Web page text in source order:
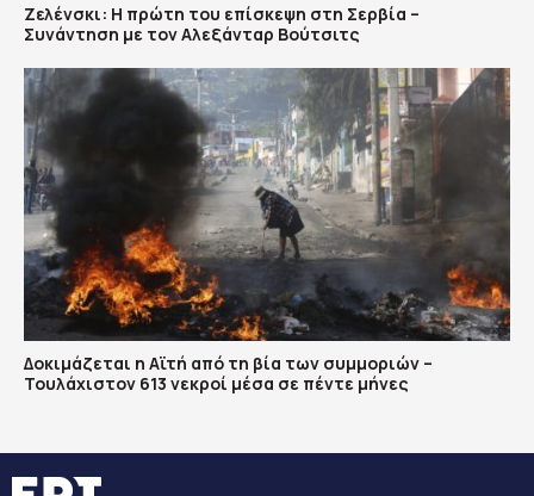
Ζελένσκι: Η πρώτη του επίσκεψη στη Σερβία –
Συνάντηση με τον Αλεξάνταρ Βούτσιτς
Δοκιμάζεται η Αϊτή από τη βία των συμμοριών –
Τουλάχιστον 613 νεκροί μέσα σε πέντε μήνες